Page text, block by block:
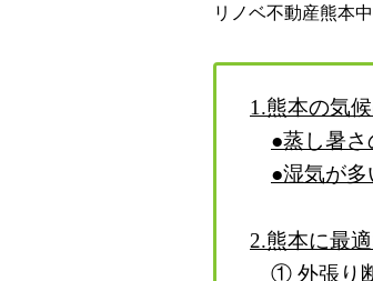
リノベ不動産熊本
1.熊本の気
●蒸し暑さ
●湿気が
2.熊本に最
① 外張り